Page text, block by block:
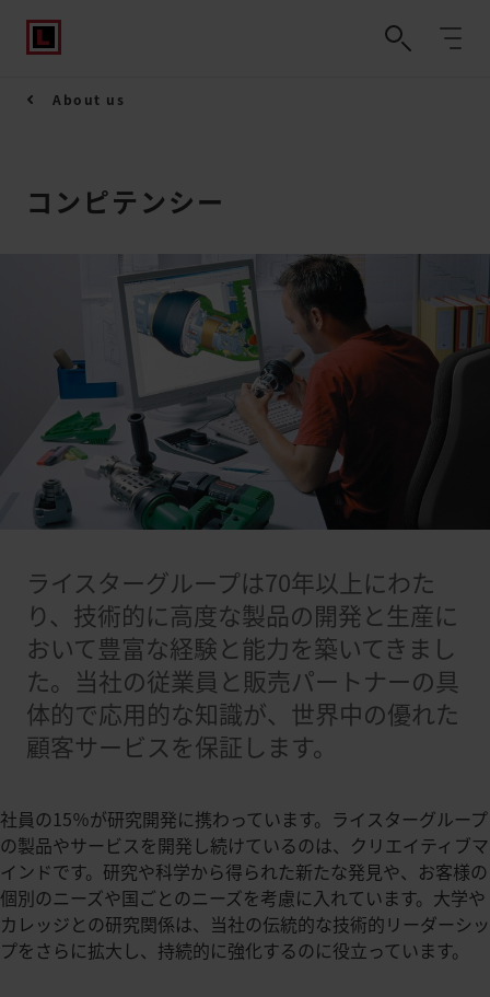
About us
コンピテンシー
ライスターグループは70年以上にわた
り、技術的に高度な製品の開発と生産に
おいて豊富な経験と能力を築いてきまし
た。当社の従業員と販売パートナーの具
体的で応用的な知識が、世界中の優れた
顧客サービスを保証します。
社員の15％が研究開発に携わっています。ライスターグループ
の製品やサービスを開発し続けているのは、クリエイティブマ
インドです。研究や科学から得られた新たな発見や、お客様の
個別のニーズや国ごとのニーズを考慮に入れています。大学や
カレッジとの研究関係は、当社の伝統的な技術的リーダーシッ
プをさらに拡大し、持続的に強化するのに役立っています。